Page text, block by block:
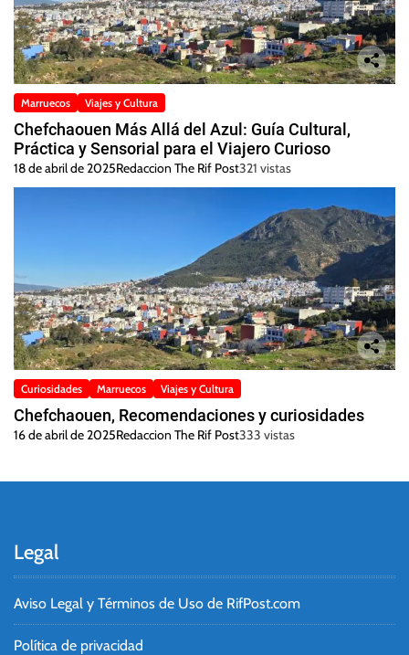
Marruecos Viajes y Cultura
Chefchaouen Más Allá del Azul: Guía Cultural,
Práctica y Sensorial para el Viajero Curioso
18 de abril de 2025Redaccion The Rif Post321 vistas
Curiosidades Marruecos Viajes y Cultura
Chefchaouen, Recomendaciones y curiosidades
16 de abril de 2025Redaccion The Rif Post333 vistas
Legal
Aviso Legal y Términos de Uso de RifPost.com
Política de privacidad